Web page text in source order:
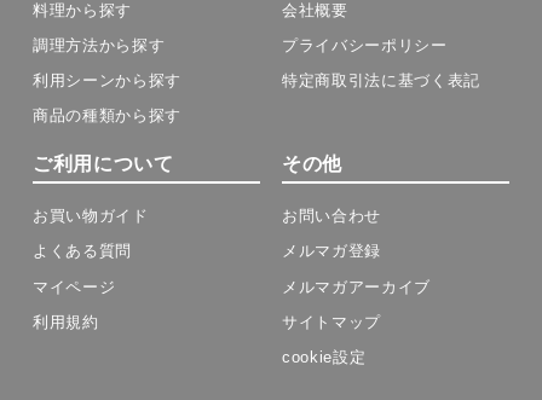
料理から探す
調理方法から探す
利用シーンから探す
商品の種類から探す
会社概要
プライバシーポリシー
特定商取引法に基づく表記
ご利用について
お買い物ガイド
よくある質問
マイページ
利用規約
その他
お問い合わせ
メルマガ登録
メルマガアーカイブ
サイトマップ
cookie設定